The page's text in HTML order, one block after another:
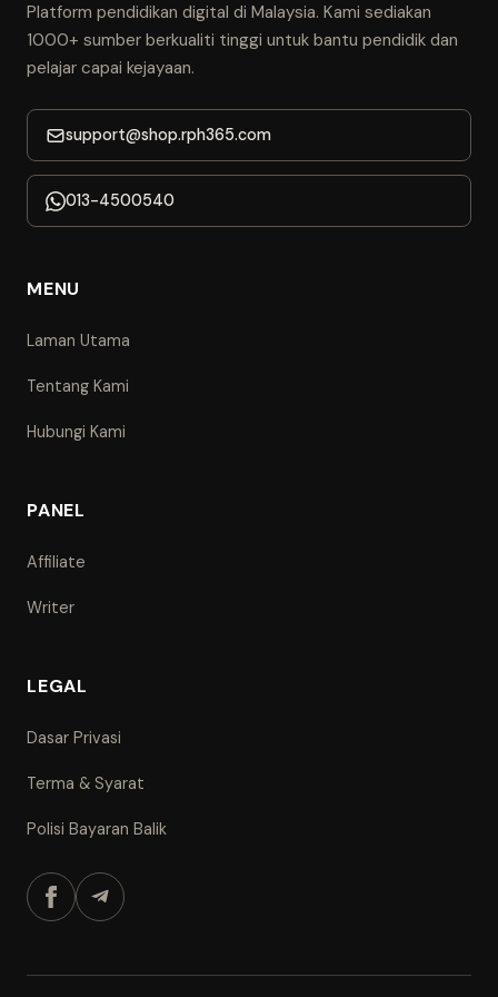
Platform pendidikan digital di Malaysia. Kami sediakan
1000+ sumber berkualiti tinggi untuk bantu pendidik dan
pelajar capai kejayaan.
support@shop.rph365.com
013-4500540
MENU
Laman Utama
Tentang Kami
Hubungi Kami
PANEL
Affiliate
Writer
LEGAL
Dasar Privasi
Terma & Syarat
Polisi Bayaran Balik